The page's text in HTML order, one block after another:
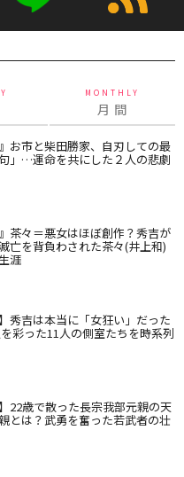
MONTHLY
月 間
お市と柴田勝家、自刃しての最
」…運命を共にした２人の悲劇
茶々＝悪女はほぼ創作？秀吉が
亡を背負わされた茶々(井上和)
涯
秀吉は本当に「女狂い」だった
彩った11人の側室たちを時系列
22歳で散った長宗我部元親の天
とは？武勇を奮った若武者の壮